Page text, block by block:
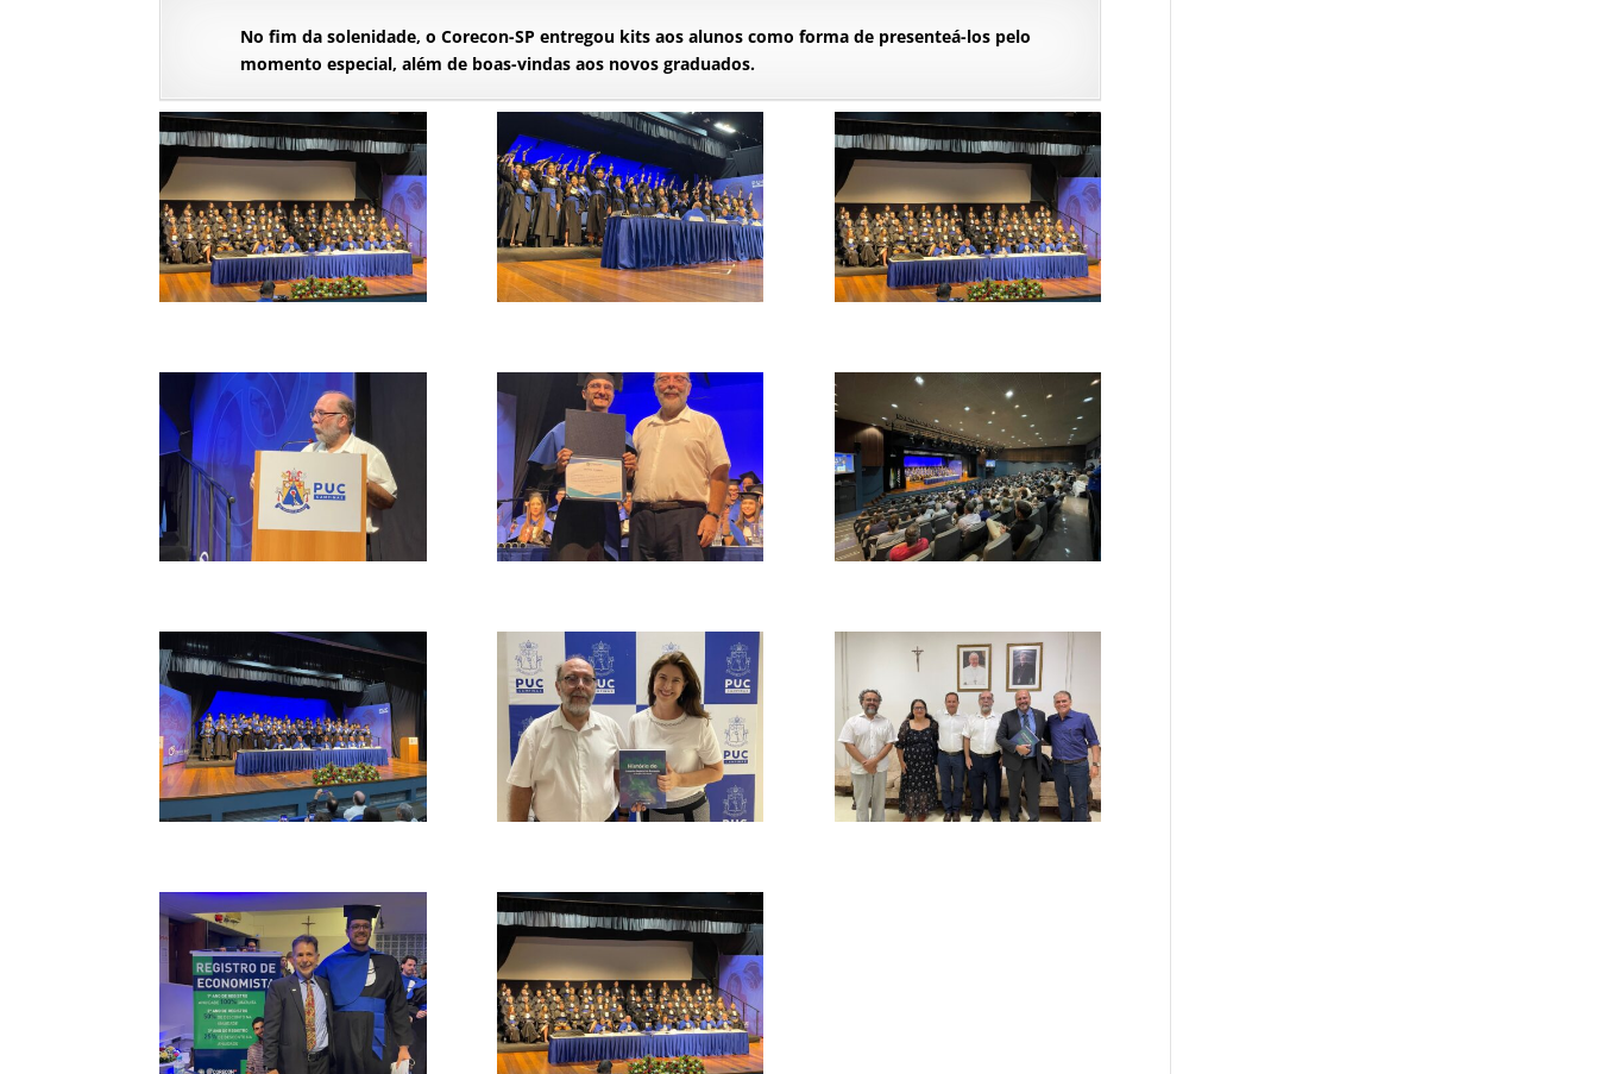
No fim da solenidade, o Corecon-SP entregou kits aos alunos como forma de presenteá-los pelo
momento especial, além de boas-vindas aos novos graduados.